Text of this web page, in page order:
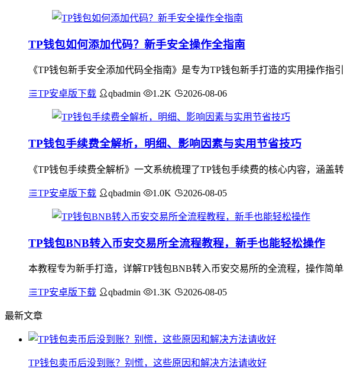
TP钱包如何添加代码？新手安全操作全指南
《TP钱包新手安全添加代码全指南》是专为TP钱包新手打造的实用操作
TP安卓版下载 qbadmin 1.2K 2026-08-06
TP钱包手续费全解析，明细、影响因素与实用节省技巧
《TP钱包手续费全解析》一文系统梳理了TP钱包手续费的核心内容，涵
TP安卓版下载 qbadmin 1.0K 2026-08-05
TP钱包BNB转入币安交易所全流程教程，新手也能轻松操作
本教程专为新手打造，详解TP钱包BNB转入币安交易所的全流程，操作简
TP安卓版下载 qbadmin 1.3K 2026-08-05
最新文章
TP钱包卖币后没到账？别慌，这些原因和解决方法请收好